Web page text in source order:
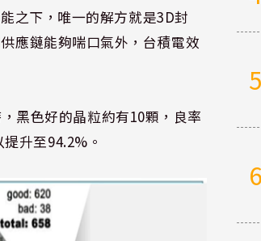
之下，唯一的解方就是3D封
應鏈能夠喘口氣外，台積電效
黑色好的晶粒約有10顆，良率
升至94.2% 。
5
6